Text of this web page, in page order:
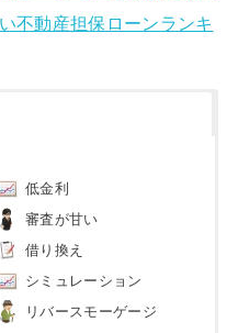
不動産担保ローンランキ
低金利
審査が甘い
借り換え
シミュレーション
リバースモーゲージ